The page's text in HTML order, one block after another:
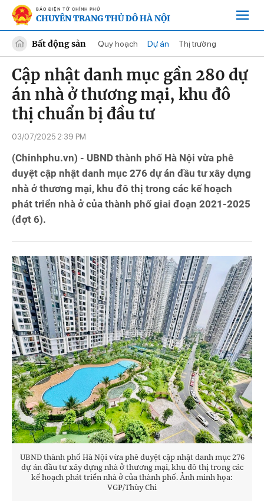
BÁO ĐIỆN TỬ CHÍNH PHỦ
CHUYÊN TRANG THỦ ĐÔ HÀ NỘI
Bất động sản Quy hoạch Dự án Thị trường
Cập nhật danh mục gần 280 dự
án nhà ở thương mại, khu đô
thị chuẩn bị đầu tư
03/07/2025 2:39 PM
(Chinhphu.vn) - UBND thành phố Hà Nội vừa phê
duyệt cập nhật danh mục 276 dự án đầu tư xây dựng
nhà ở thương mại, khu đô thị trong các kế hoạch
phát triển nhà ở của thành phố giai đoạn 2021-2025
(đợt 6).
UBND thành phố Hà Nội vừa phê duyệt cập nhật danh mục 276
dự án đầu tư xây dựng nhà ở thương mại, khu đô thị trong các
kế hoạch phát triển nhà ở của thành phố. Ảnh minh họa:
VGP/Thùy Chi